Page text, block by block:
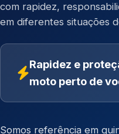
com rapidez,
em diferentes situações
Rapidez e
moto perto de
Somos referência em